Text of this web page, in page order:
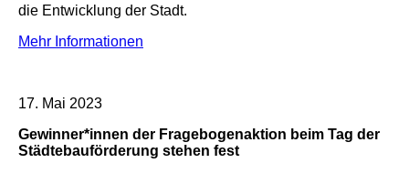
die Entwicklung der Stadt.
Mehr Informationen
17. Mai 2023
Gewinner*innen der Fragebogenaktion beim Tag der
Städtebauförderung stehen fest